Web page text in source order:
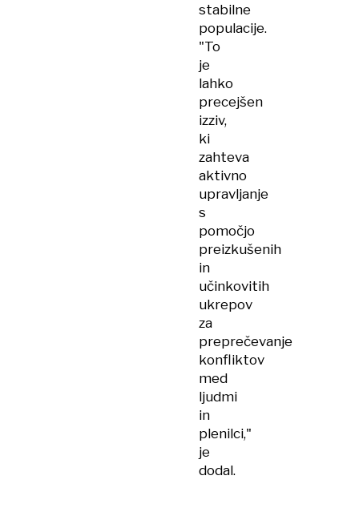
stabilne
populacije.
"To
je
lahko
precejšen
izziv,
ki
zahteva
aktivno
upravljanje
s
pomočjo
preizkušenih
in
učinkovitih
ukrepov
za
preprečevanje
konfliktov
med
ljudmi
in
plenilci,"
je
dodal.